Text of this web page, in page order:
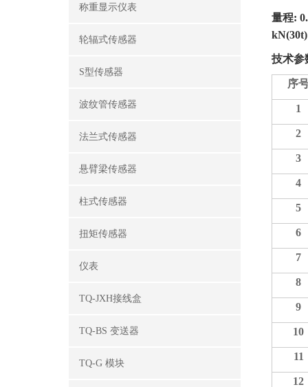
称重显示仪表
轮辐式传感器
S型传感器
波纹管传感器
法兰式传感器
悬臂梁传感器
柱式传感器
扭矩传感器
仪表
TQ-JXH接线盒
TQ-BS 变送器
TQ-G 模块
量程:
技术参
序
1
2
3
4
5
6
7
8
9
10
11
12